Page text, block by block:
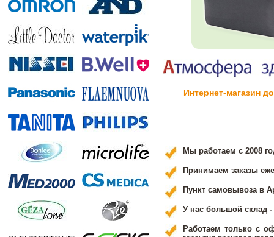
Интернет-магазин
Мы работаем с 2008
Принимаем заказы
Пункт самовывоза в
У нас большой склад -
Работаем только с